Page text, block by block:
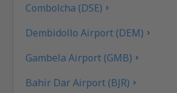
Combolcha (DSE)
Dembidollo Airport (DEM)
Gambela Airport (GMB)
Bahir Dar Airport (BJR)